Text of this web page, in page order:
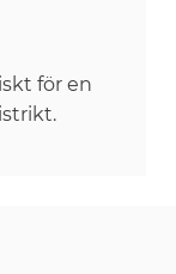
för en